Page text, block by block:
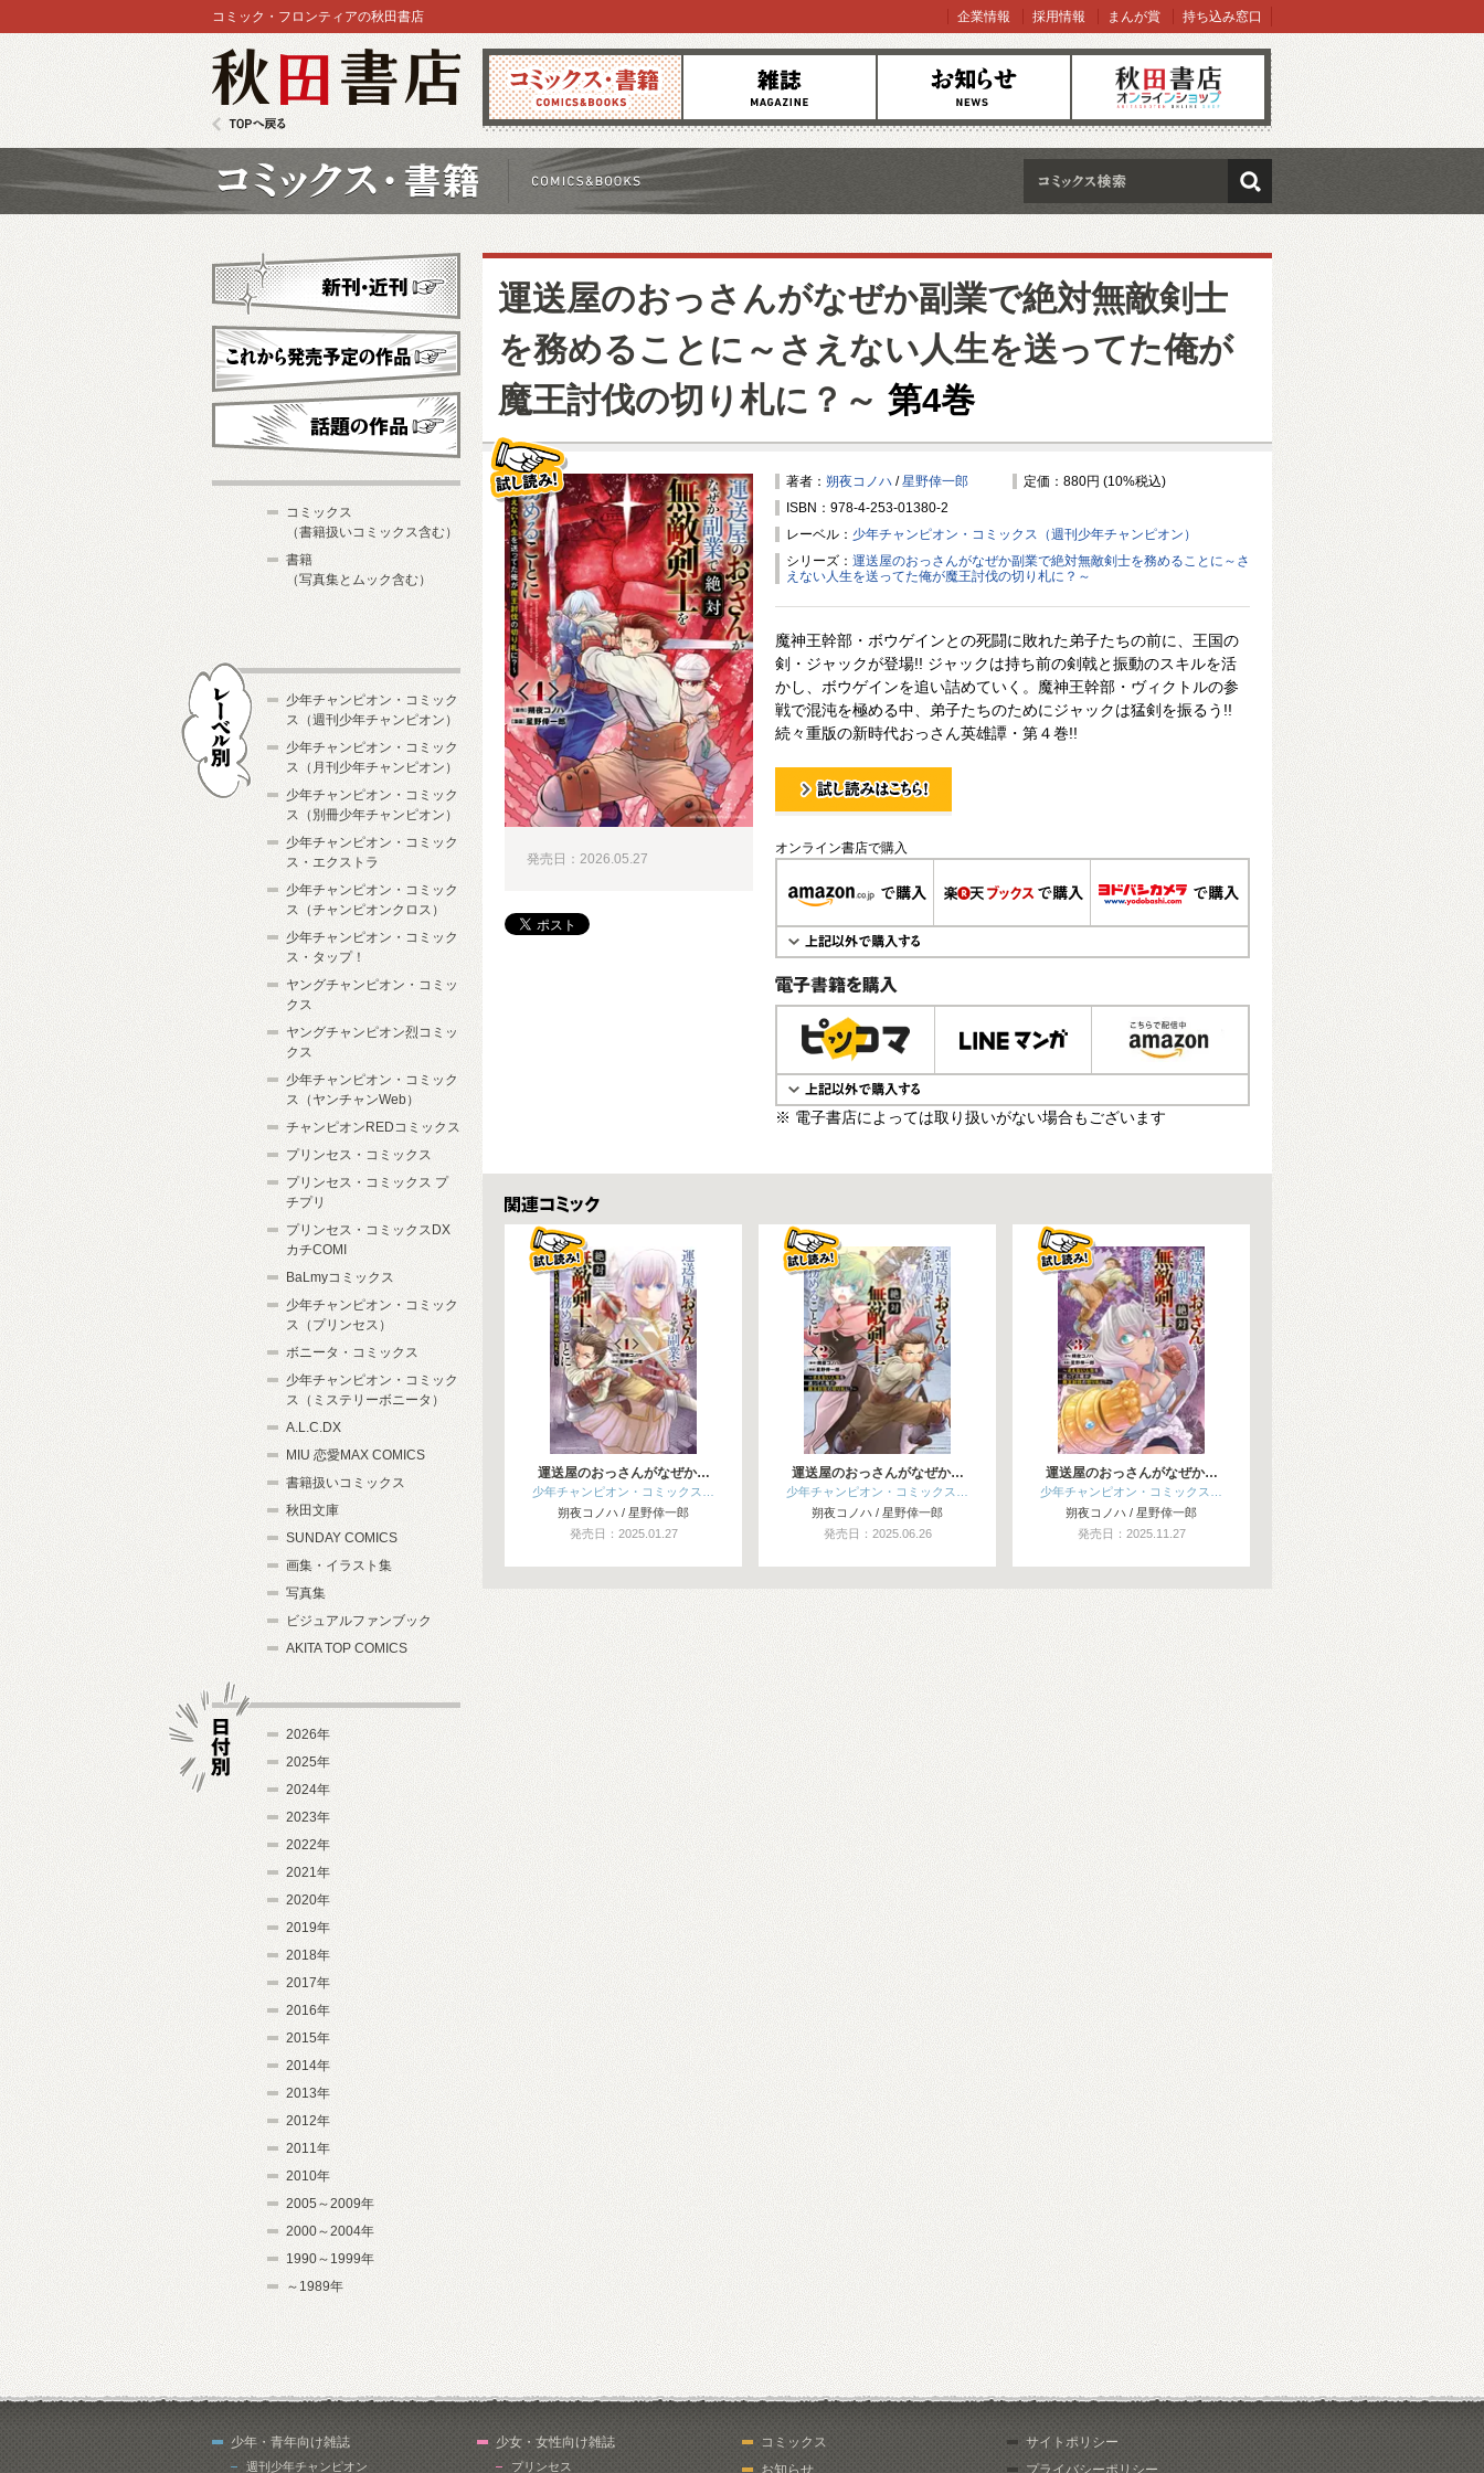
コミックス 雑誌 お知らせ オンラインショップ
コミック・フロンティアの秋田書店 企業情報 採用情報 まんが賞 持ち込み窓口
検索
運送屋のおっさんがなぜか副業で絶対無敵剣士
を務めることに～さえない人生を送ってた俺が
魔王討伐の切り札に？～ 第4巻
著者： 朔夜コノハ /星野倖一郎
定価：880円 (10%税込)
ISBN：978-4-253-01380-2
レーベル： 少年チャンピオン・コミックス（週刊少年チャンピオン）
シリーズ： 運送屋のおっさんがなぜか副業で絶対無敵剣士を務めることに～さ
えない人生を送ってた俺が魔王討伐の切り札に？～
魔神王幹部・ボウゲインとの死闘に敗れた弟子たちの前に、王国の
剣・ジャックが登場!! ジャックは持ち前の剣戟と振動のスキルを活
かし、ボウゲインを追い詰めていく。魔神王幹部・ヴィクトルの参
戦で混沌を極める中、弟子たちのためにジャックは猛剣を振るう!!
続々重版の新時代おっさん英雄譚・第４巻!!
試し読み！
オンライン書店で購入
電子書籍で購入
※ 電子書店によっては取り扱いがない場合もございます
発売日：2026.05.27
関連コミックス
運送屋のおっさんがなぜか…
少年チャンピオン・コミックス…
朔夜コノハ / 星野倖一郎
発売日：2025.01.27
運送屋のおっさんがなぜか…
少年チャンピオン・コミックス…
朔夜コノハ / 星野倖一郎
発売日：2025.06.26
運送屋のおっさんがなぜか…
少年チャンピオン・コミックス…
朔夜コノハ / 星野倖一郎
発売日：2025.11.27
新刊・近刊
これから発売予定
コミックス
（書籍扱いコミックス含む）
書籍
（写真集とムック含む）
少年チャンピオン・コミック
ス（週刊少年チャンピオン）
少年チャンピオン・コミック
ス（月刊少年チャンピオン）
少年チャンピオン・コミック
ス（別冊少年チャンピオン）
少年チャンピオン・コミック
ス・エクストラ
少年チャンピオン・コミック
ス（チャンピオンクロス）
少年チャンピオン・コミック
ス・タップ！
ヤングチャンピオン・コミッ
クス
ヤングチャンピオン烈コミッ
クス
少年チャンピオン・コミック
ス（ヤンチャンWeb）
チャンピオンREDコミックス
プリンセス・コミックス
プリンセス・コミックス プ
チプリ
プリンセス・コミックスDX
カチCOMI
BaLmyコミックス
少年チャンピオン・コミック
ス（プリンセス）
ボニータ・コミックス
少年チャンピオン・コミック
ス（ミステリーボニータ）
A.L.C.DX
MIU 恋愛MAX COMICS
書籍扱いコミックス
秋田文庫
SUNDAY COMICS
画集・イラスト集
写真集
ビジュアルファンブック
AKITA TOP COMICS
2026年
2025年
2024年
2023年
2022年
2021年
2020年
2019年
2018年
2017年
2016年
2015年
2014年
2013年
2012年
2011年
2010年
2005～2009年
2000～2004年
1990～1999年
～1989年
少年・青年向け雑誌
週刊少年チャンピオン
少女・女性向け雑誌
プリンセス
コミックス
お知らせ
サイトポリシー
プライバシーポリシー